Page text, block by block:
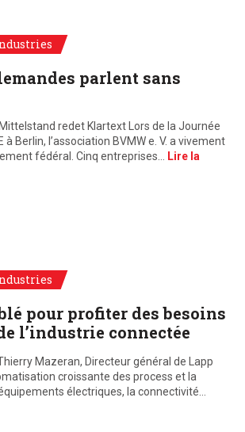
parlent sans
redet Klartext Lors de la Journée
à Berlin, l’association BVMW e. V. a vivement
fédéral. Cinq entreprises…
Lire la
pour profiter des besoins
l’industrie connectée
Mazeran, Directeur général de Lapp
croissante des process et la
électriques, la connectivité…